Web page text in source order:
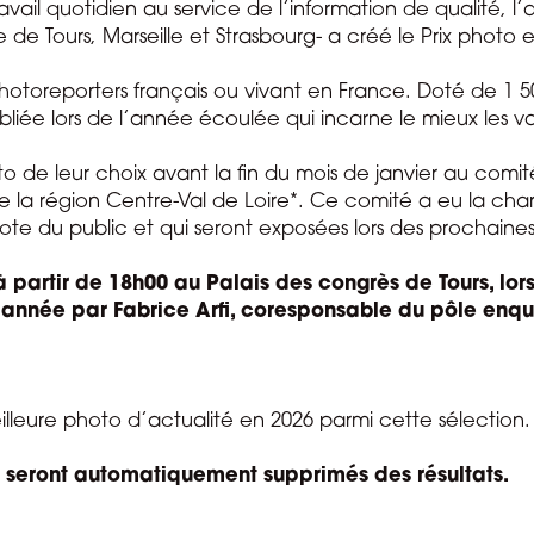
quotidien au service de l’information de qualité,
Tours, Marseille et Strasbourg- a créé le Prix photo
français ou vivant en France. Doté de 1
lors de l’année écoulée qui incarne le mieux les
de leur choix avant la fin du mois de janvier au
la région Centre-Val de Loire*. Ce comité a eu la
du public et qui seront exposées lors des prochaines
de 18h00 au Palais des congrès de Tours,
par Fabrice Arfi, coresponsable du pôle
photo d’actualité en 2026 parmi cette sélection.
automatiquement supprimés des résultats.